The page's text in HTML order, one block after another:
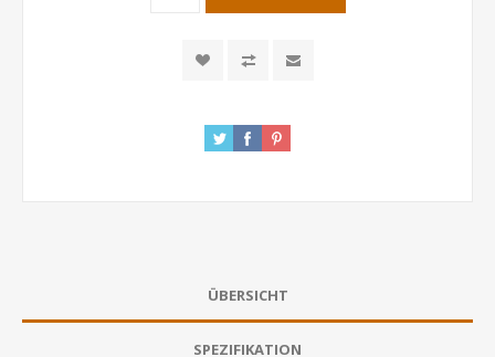
ÜBERSICHT
SPEZIFIKATION